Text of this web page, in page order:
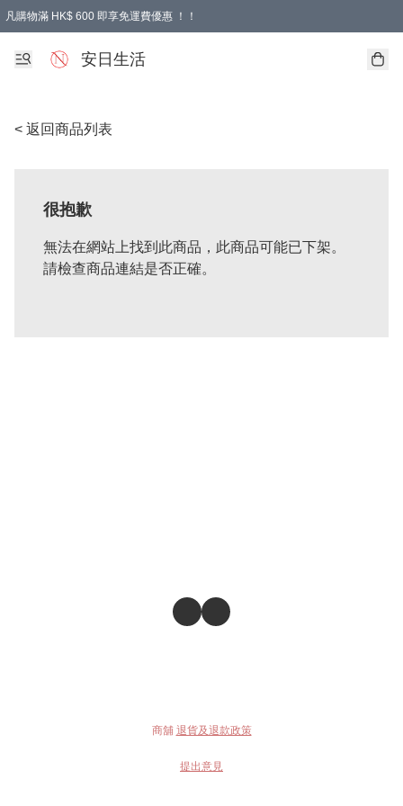
凡購物滿 HK$ 600 即享免運費優惠 ！！
安日生活
< 返回商品列表
很抱歉
無法在網站上找到此商品，此商品可能已下架。
請檢查商品連結是否正確。
商舖 退貨及退款政策
提出意見